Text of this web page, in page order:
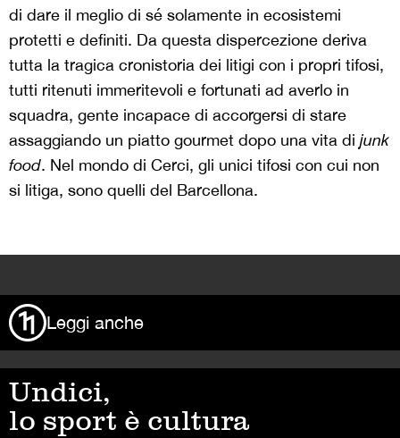
di dare il meglio di sé solamente in ecosistemi
protetti e definiti. Da questa dispercezione deriva
tutta la tragica cronistoria dei litigi con i propri tifosi,
tutti ritenuti immeritevoli e fortunati ad averlo in
squadra, gente incapace di accorgersi di stare
assaggiando un piatto gourmet dopo una vita di junk
food. Nel mondo di Cerci, gli unici tifosi con cui non
si litiga, sono quelli del Barcellona.
Leggi anche
Undici,
lo sport è cultura